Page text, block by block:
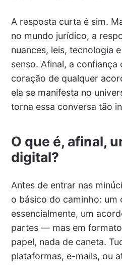
A resposta curta é sim.
no mundo jurídico, a
nuances, leis, tecnologia
senso. Afinal, a confiança
coração de qualquer
ela se manifesta no
torna essa conversa tão
O que é, afinal,
digital?
Antes de entrar nas
o básico do caminho: um
essencialmente, um
partes — mas em
papel, nada de caneta.
plataformas, e-mails, ou